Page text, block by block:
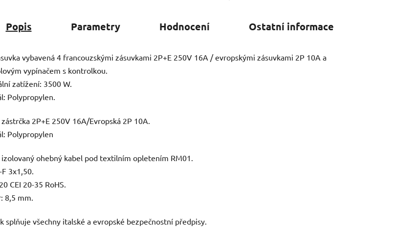
Popis Parametry Hodnocení Ostatní informace
vybavená 4 francouzskými zásuvkami 2P+E 250V 16A / evropskými zásuvkami 2P 10A a
vypínačem s kontrolkou.
zatížení: 3500 W.
Polypropylen.
2P+E 250V 16A/Evropská 2P 10A.
Polypropylen
ohebný kabel pod textilním opletením RM01.
3x1,50.
CEI 20-35 RoHS.
8,5 mm.
splňuje všechny italské a evropské bezpečnostní předpisy.